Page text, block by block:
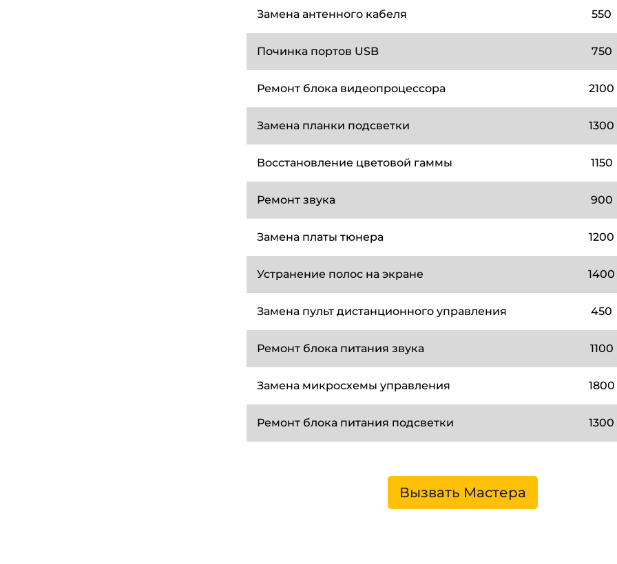
Замена антенного кабеля 550
Починка портов USB 750
Ремонт блока видеопроцессора 2100
Замена планки подсветки 1300
Восстановление цветовой гаммы 1150
Ремонт звука 900
Замена платы тюнера 1200
Устранение полос на экране 1400
Замена пульт дистанционного управления 450
Ремонт блока питания звука 1100
Замена микросхемы управления 1800
Ремонт блока питания подсветки 1300
Вызвать Мастера